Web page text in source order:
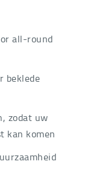
all-round
beklede
zodat uw
kan komen